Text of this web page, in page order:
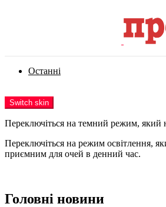
Останні
Switch skin
Переключіться на темний режим, який
Переключіться на режим освітлення,
приємним для очей в денний час.
Головні новини